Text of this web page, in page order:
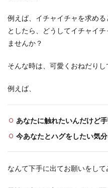
例えば、イチャイチャを求め
としたら、どうしてイチャイ
ませんか？
そんな時は、可愛くおねだりし
例えば、
あなたに触れたいんだけど
今あなたとハグをしたい気
なんて下手に出てお願いをして